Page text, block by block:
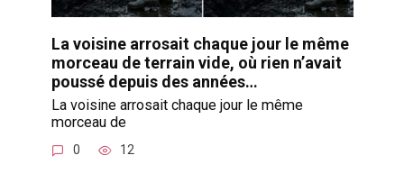
La voisine arrosait chaque jour le même
morceau de terrain vide, où rien n’avait
poussé depuis des années…
La voisine arrosait chaque jour le même
morceau de
0 12